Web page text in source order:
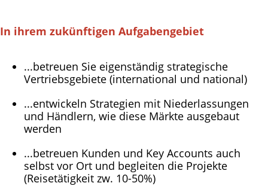
In ihrem zukünftigen Aufgabengebiet
...betreuen Sie eigenständig strategische
Vertriebsgebiete (international und national)
...entwickeln Strategien mit Niederlassungen
und Händlern, wie diese Märkte ausgebaut
werden
...betreuen Kunden und Key Accounts auch
selbst vor Ort und begleiten die Projekte
(Reisetätigkeit zw. 10-50%)